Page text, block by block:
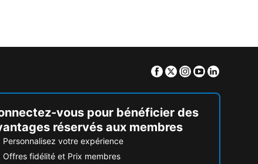
Facebook
TwitterInstagram
Youtube
vous pour bénéficier des
réservés aux membres
Personnalisez votre expérience
Offres fidélité et Prix membres